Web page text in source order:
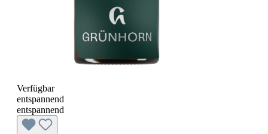
Verfügbar
entspannend
entspannend